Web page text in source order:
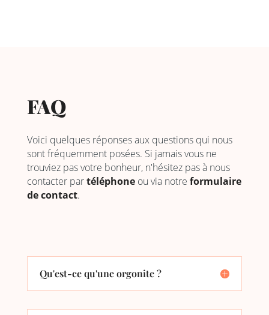
FAQ
Voici quelques réponses aux questions qui nous
sont fréquemment posées. Si jamais vous ne
trouviez pas votre bonheur, n'hésitez pas à nous
contacter partéléphoneou via notre formulaire
de contact.
Qu'est-ce qu'une orgonite ?